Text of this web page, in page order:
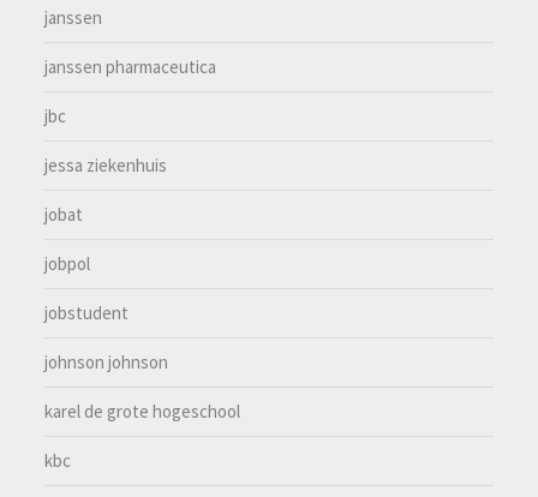
janssen
janssen pharmaceutica
jbc
jessa ziekenhuis
jobat
jobpol
jobstudent
johnson johnson
karel de grote hogeschool
kbc